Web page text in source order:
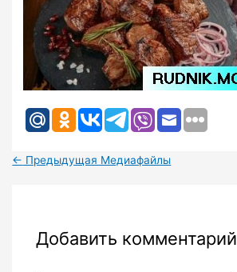
← Предыдущая Медиафайлы
Добавить комментарий